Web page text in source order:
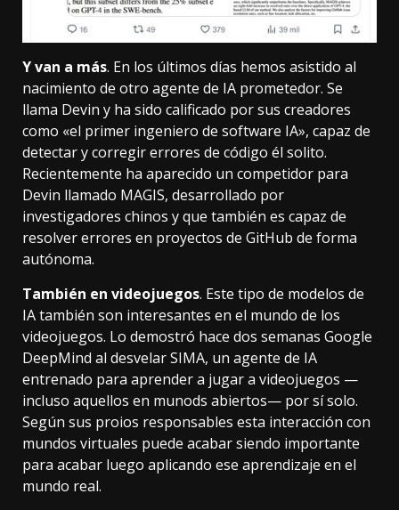
Y van a más. En los últimos días hemos asistido al
nacimiento de otro agente de IA prometedor. Se
llama Devin y ha sido calificado por sus creadores
como «el primer ingeniero de software IA», capaz de
detectar y corregir errores de código él solito.
Recientemente ha aparecido un competidor para
Devin llamado MAGIS, desarrollado por
investigadores chinos y que también es capaz de
resolver errores en proyectos de GitHub de forma
autónoma.
También en videojuegos. Este tipo de modelos de
IA también son interesantes en el mundo de los
videojuegos. Lo demostró hace dos semanas Google
DeepMind al desvelar SIMA, un agente de IA
entrenado para aprender a jugar a videojuegos —
incluso aquellos en munods abiertos— por sí solo.
Según sus proios responsables esta interacción con
mundos virtuales puede acabar siendo importante
para acabar luego aplicando ese aprendizaje en el
mundo real.